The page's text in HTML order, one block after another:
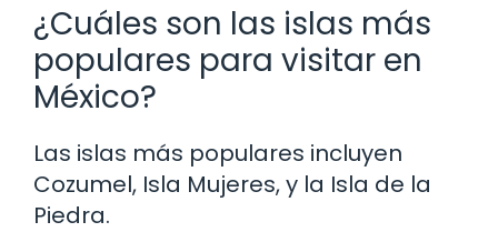
¿Cuáles son las islas más
populares para visitar en
México?
Las islas más populares incluyen
Cozumel, Isla Mujeres, y la Isla de la
Piedra.